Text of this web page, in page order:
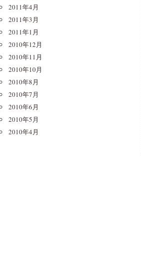
2011年4月
2011年3月
2011年1月
2010年12月
2010年11月
2010年10月
2010年8月
2010年7月
2010年6月
2010年5月
2010年4月